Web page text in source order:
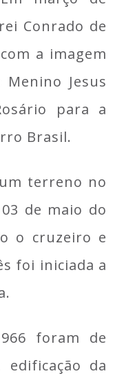
Conrado de
a imagem
Jesus
para a
Brasil.
terreno no
de maio do
o cruzeiro e
foi iniciada a
foram de
edificação da